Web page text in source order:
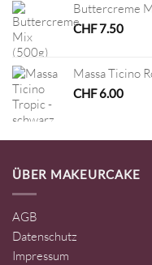
Buttercreme
CHF7.50
Massa Ticino
CHF6.00
ÜBER MAKEURCAKE
AGB
Datenschutz
Impressum